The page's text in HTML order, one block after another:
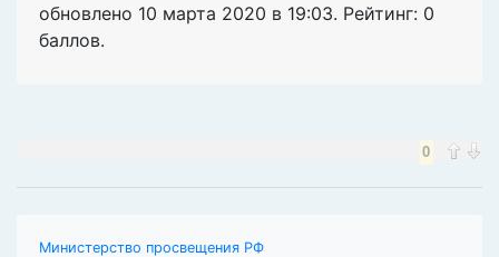
обновлено 10 марта 2020 в 19:03. Рейтинг: 0
баллов.
0
Министерство просвещения РФ